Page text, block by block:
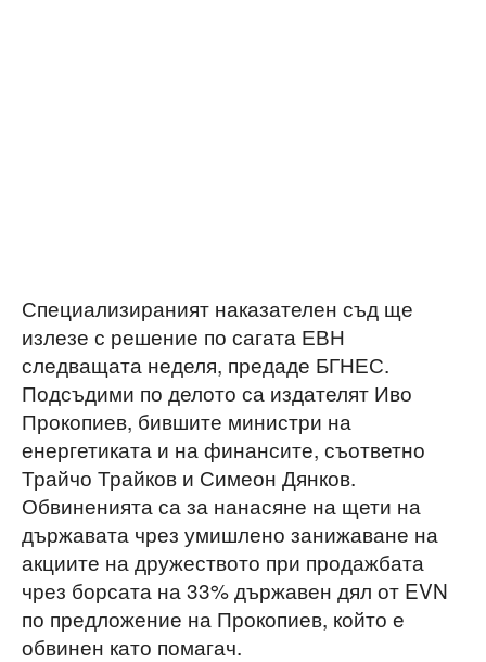
Специализираният наказателен съд ще
излезе с решение по сагата ЕВН
следващата неделя, предаде БГНЕС.
Подсъдими по делото са издателят Иво
Прокопиев, бившите министри на
енергетиката и на финансите, съответно
Трайчо Трайков и Симеон Дянков.
Обвиненията са за нанасяне на щети на
държавата чрез умишлено занижаване на
акциите на дружеството при продажбата
чрез борсата на 33% държавен дял от EVN
по предложение на Прокопиев, който е
обвинен като помагач.